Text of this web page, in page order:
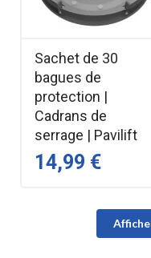
Sachet de 30
bagues de
protection |
Cadrans de
serrage | Pavilift
14,99 €